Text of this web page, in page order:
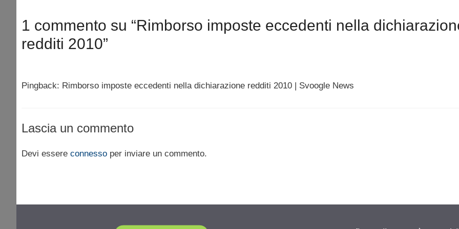
1 commento su “Rimborso imposte eccedenti nella
redditi 2010”
Pingback: Rimborso imposte eccedenti nella dichiarazione redditi 2010 | Svoogle News
Lascia un commento
Devi essere connesso per inviare un commento.